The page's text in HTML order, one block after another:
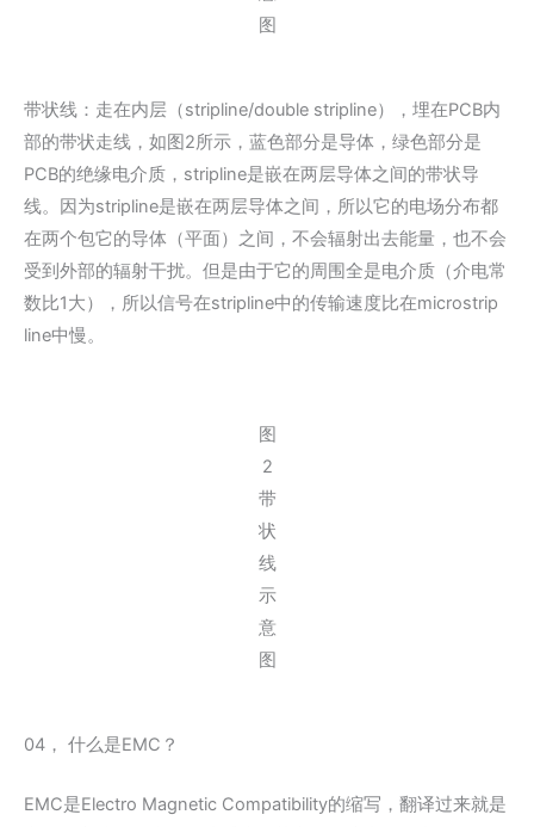
图
带状线：走在内层（stripline/double stripline），埋在PCB内
部的带状走线，如图2所示，蓝色部分是导体，绿色部分是
PCB的绝缘电介质，stripline是嵌在两层导体之间的带状导
线。因为stripline是嵌在两层导体之间，所以它的电场分布都
在两个包它的导体（平面）之间，不会辐射出去能量，也不会
受到外部的辐射干扰。但是由于它的周围全是电介质（介电常
数比1大），所以信号在stripline中的传输速度比在microstrip
line中慢。
图
2
带
状
线
示
意
图
04， 什么是EMC？
EMC是Electro Magnetic Compatibility的缩写，翻译过来就是